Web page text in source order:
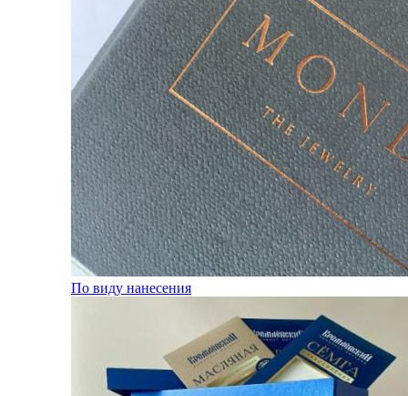
По виду нанесения